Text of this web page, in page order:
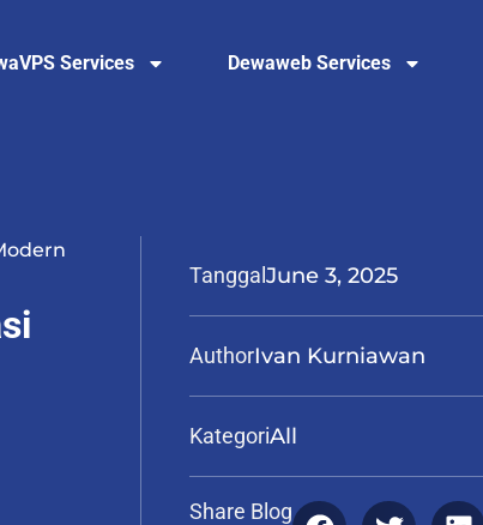
Services Dewaweb Services
Tanggal June 3, 2025
AuthorIvan Kurniawan
KategoriAll
Share Blog